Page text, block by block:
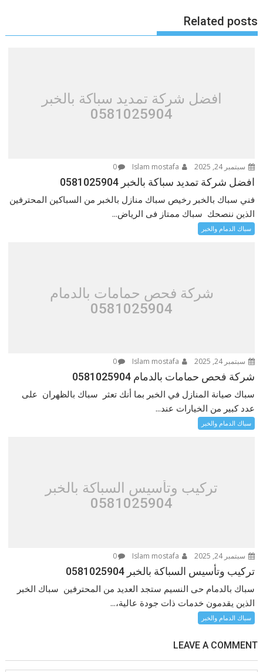
Related posts
افضل شركة تمديد سباكة بالخبر
0581025904
سبتمبر 24, 2025 0
افضل شركة تمديد سباكة بالخبر 0581025904
فني سباك بالخبر رخيص سباك منازل بالخبر من السباكين المحترفين
الذين ننصحك سباك ممتاز فى الرياض...
سباك الدمام والخبر
شركة فحص حمامات بالدمام
0581025904
سبتمبر 24, 2025 0
شركة فحص حمامات بالدمام 0581025904
سباك صيانة المنازل في الخبر بما أنك تعثر سباك بالظهران على
عدد كبير من الخيارات عند...
سباك الدمام والخبر
تركيب وتأسيس السباكة بالخبر
0581025904
سبتمبر 24, 2025 0
تركيب وتأسيس السباكة بالخبر 0581025904
سباك بالدمام حى النسيم ستجد العديد من المحترفين سباك الخبر
الذين يقدمون خدمات ذات جودة عالية،...
سباك الدمام والخبر
LEAVE A COMMENT